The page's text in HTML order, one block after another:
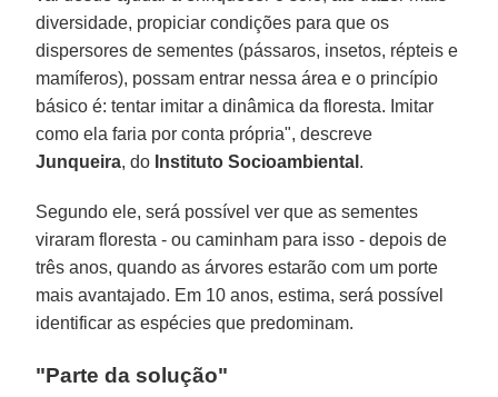
diversidade, propiciar condições para que os
dispersores de sementes (pássaros, insetos, répteis e
mamíferos), possam entrar nessa área e o princípio
básico é: tentar imitar a dinâmica da floresta. Imitar
como ela faria por conta própria", descreve
Junqueira, do Instituto Socioambiental .
Segundo ele, será possível ver que as sementes
viraram floresta - ou caminham para isso - depois de
três anos, quando as árvores estarão com um porte
mais avantajado. Em 10 anos, estima, será possível
identificar as espécies que predominam.
"Parte da solução"